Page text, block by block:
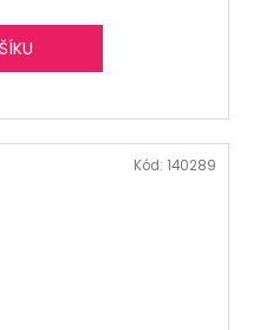
Kód: 140289